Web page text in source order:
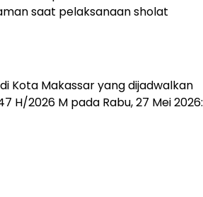
saat pelaksanaan sholat
Kota Makassar yang dijadwalkan
H/2026 M pada Rabu, 27 Mei 2026: